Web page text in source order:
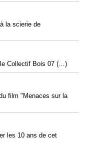
la scierie de
le Collectif Bois 07 (…)
film "Menaces sur la
les 10 ans de cet